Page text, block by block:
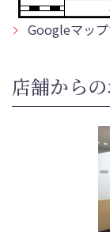
Googleマッ
店舗から